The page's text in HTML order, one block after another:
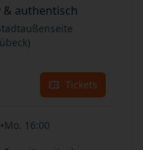
authentisch
Tickets
•Mo. 16:00